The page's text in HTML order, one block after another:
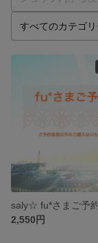
2,550円